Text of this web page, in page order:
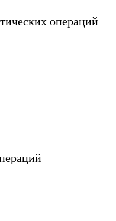
операций